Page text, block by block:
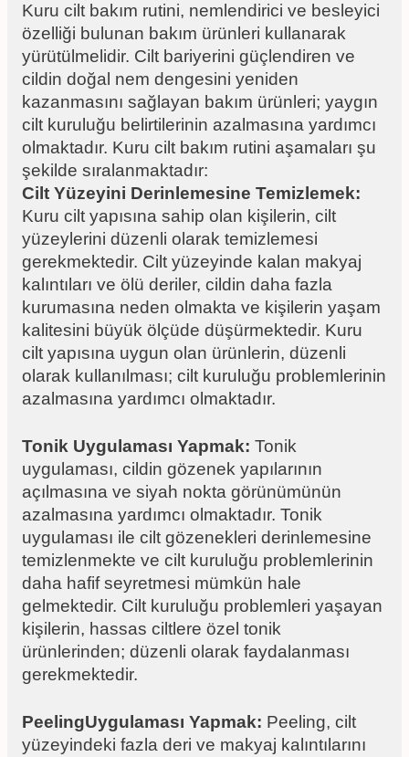
Kuru cilt bakım rutini, nemlendirici ve besleyici
özelliği bulunan bakım ürünleri kullanarak
yürütülmelidir. Cilt bariyerini güçlendiren ve
cildin doğal nem dengesini yeniden
kazanmasını sağlayan bakım ürünleri; yaygın
cilt kuruluğu belirtilerinin azalmasına yardımcı
olmaktadır. Kuru cilt bakım rutini aşamaları şu
şekilde sıralanmaktadır:
Cilt Yüzeyini Derinlemesine Temizlemek:
Kuru cilt yapısına sahip olan kişilerin, cilt
yüzeylerini düzenli olarak temizlemesi
gerekmektedir. Cilt yüzeyinde kalan makyaj
kalıntıları ve ölü deriler, cildin daha fazla
kurumasına neden olmakta ve kişilerin yaşam
kalitesini büyük ölçüde düşürmektedir. Kuru
cilt yapısına uygun olan ürünlerin, düzenli
olarak kullanılması; cilt kuruluğu problemlerinin
azalmasına yardımcı olmaktadır.
Tonik Uygulaması Yapmak: Tonik
uygulaması, cildin gözenek yapılarının
açılmasına ve siyah nokta görünümünün
azalmasına yardımcı olmaktadır. Tonik
uygulaması ile cilt gözenekleri derinlemesine
temizlenmekte ve cilt kuruluğu problemlerinin
daha hafif seyretmesi mümkün hale
gelmektedir. Cilt kuruluğu problemleri yaşayan
kişilerin, hassas ciltlere özel tonik
ürünlerinden; düzenli olarak faydalanması
gerekmektedir.
PeelingUygulaması Yapmak: Peeling, cilt
yüzeyindeki fazla deri ve makyaj kalıntılarını